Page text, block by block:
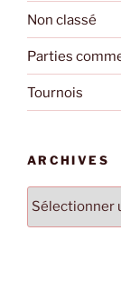
Non classé
Parties
Tournois
ARCHIVES
Archives